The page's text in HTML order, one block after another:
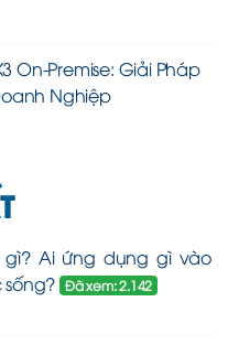
On-Premise: Giải Pháp
Nghiệp
gì? Ai ứng dụng gì vào
Đã xem: 2.142